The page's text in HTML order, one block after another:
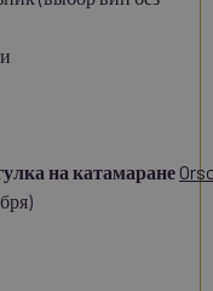
на катамаране